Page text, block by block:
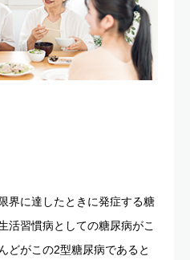
界に達したときに発症する糖
活習慣病としての糖尿病がこ
どがこの2型糖尿病であると